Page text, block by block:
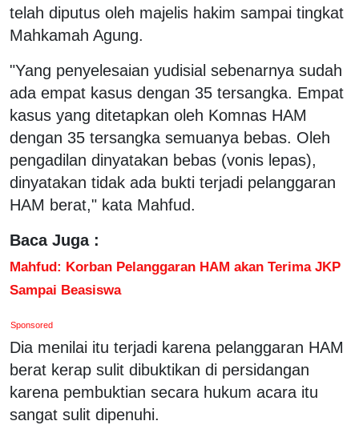
telah diputus oleh majelis hakim sampai tingkat
Mahkamah Agung.
"Yang penyelesaian yudisial sebenarnya sudah
ada empat kasus dengan 35 tersangka. Empat
kasus yang ditetapkan oleh Komnas HAM
dengan 35 tersangka semuanya bebas. Oleh
pengadilan dinyatakan bebas (vonis lepas),
dinyatakan tidak ada bukti terjadi pelanggaran
HAM berat," kata Mahfud.
Baca Juga :
Mahfud: Korban Pelanggaran HAM akan Terima JKP
Sampai Beasiswa
Sponsored
Dia menilai itu terjadi karena pelanggaran HAM
berat kerap sulit dibuktikan di persidangan
karena pembuktian secara hukum acara itu
sangat sulit dipenuhi.